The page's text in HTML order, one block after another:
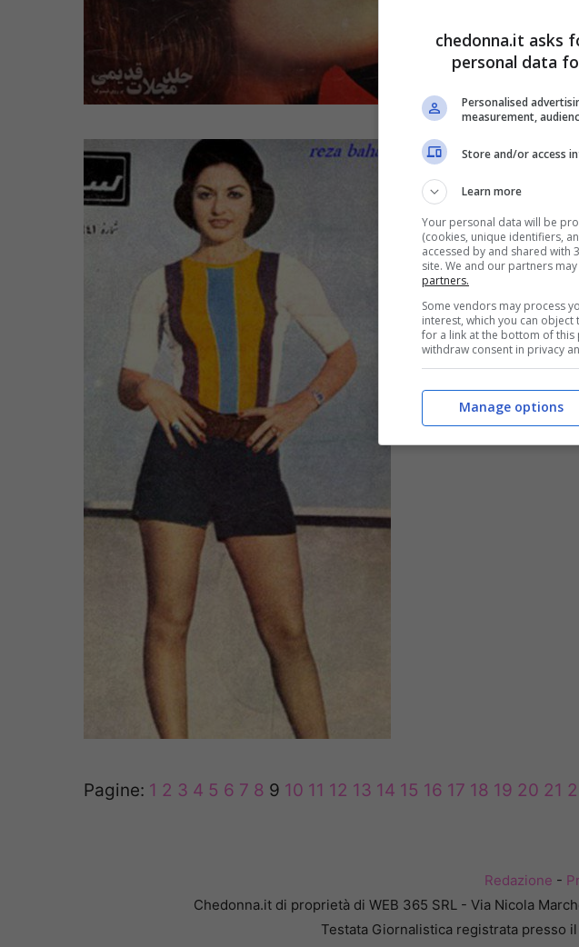
Pagine: 1 2 3 4 5 6 7 8 9 10 11 12 13 14 15 16 17 18 19 20 21
Redazione -
Chedonna.it di proprietà di WEB 365 SRL - Via Nicola
Testata Giornalistica registrata presso
chedonna.it asks
personal data
Personalised
measurement,
Store and/or access
Learn more
Your personal data will be
(cookies, unique identifiers,
accessed by and shared with
site. We and our partners
partners.
Some vendors may process
interest, which you can
for a link at the bottom of this
withdraw consent in privacy
Manage options